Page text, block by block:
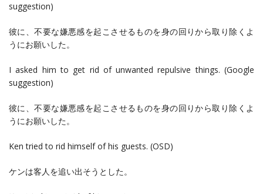
suggestion)
彼に、不要な嫌悪感を起こさせるものを身の回りから取り除くよ
うにお願いした。
I asked him to get rid of unwanted repulsive things. (Google
suggestion)
彼に、不要な嫌悪感を起こさせるものを身の回りから取り除くよ
うにお願いした。
Ken tried to rid himself of his guests. (OSD)
ケンは客人を追い出そうとした。